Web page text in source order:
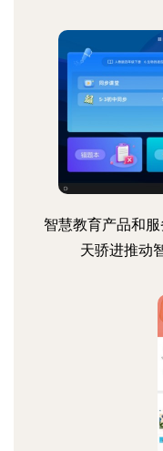
智慧教育产品和
天骄进推动